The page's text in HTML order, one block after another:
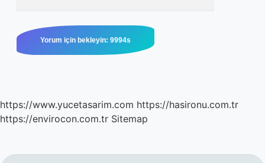
https://www.yucetasarim.com https://hasironu.com.tr
https://envirocon.com.tr Sitemap